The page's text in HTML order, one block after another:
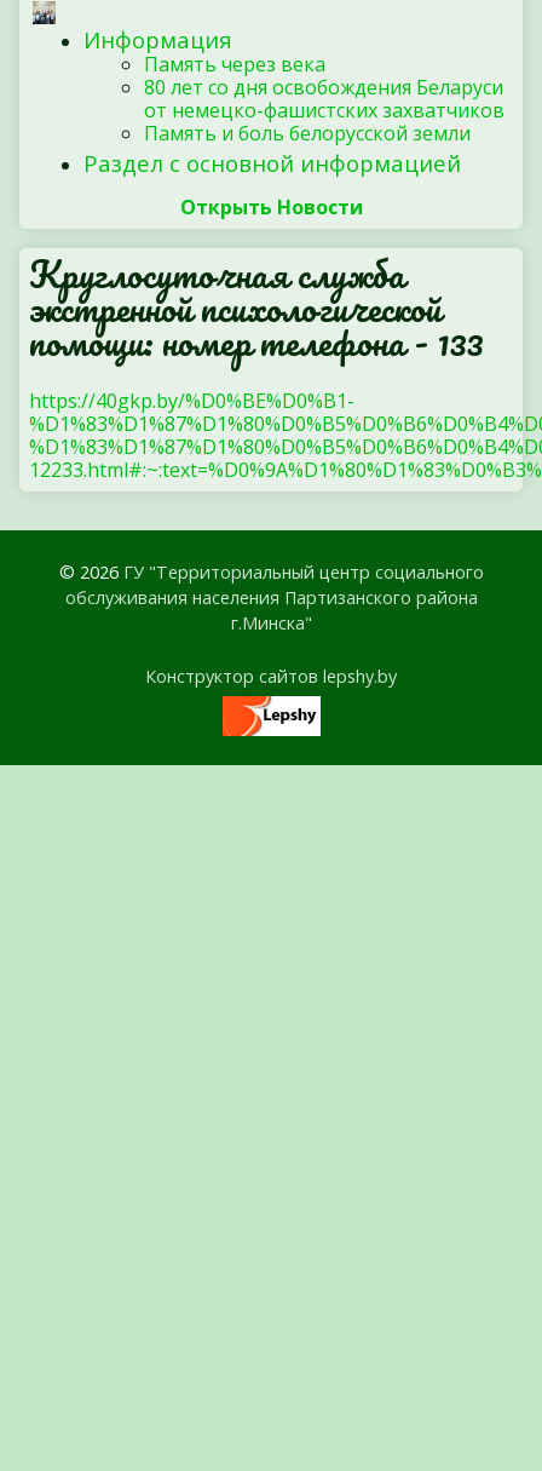
Информация
Память через века
80 лет со дня освобождения Беларуси
от немецко-фашистских захватчиков
Память и боль белорусской земли
Раздел с основной информацией
Открыть Новости
Круглосуточная служба
экстренной психологической
помощи: номер телефона - 133
https://40gkp.by/%D0%BE%D0%B1-
© 2026 ГУ "Территориальный центр социального
обслуживания населения Партизанского района
г.Минска"
Конструктор сайтов lepshy.by